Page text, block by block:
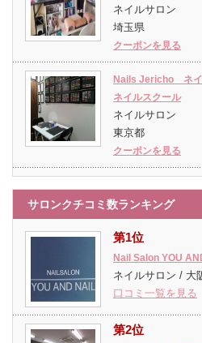
ネイルサロン
埼玉県
クーポンを見る
Nails Jericho ネイ
ネイルスクール
ネイルサロン
東京都
クーポンを見る
サロンクチコミ数ランキング
第1位
Nail Salon YOU
ネイルサロン / 大
口コミ一覧を見る
第2位